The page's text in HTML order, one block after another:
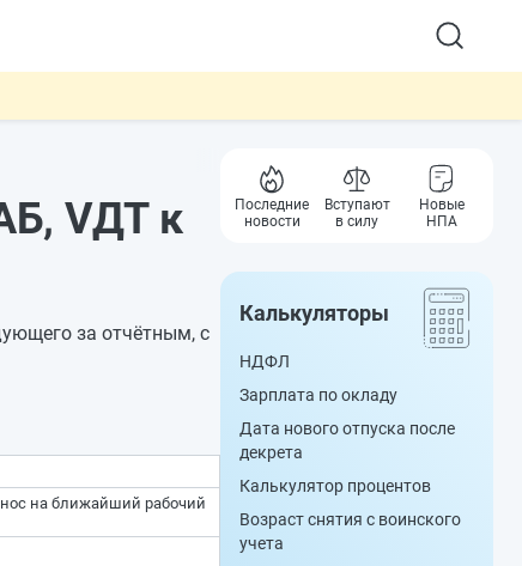
VДТ к
за отчётным, с
на ближайший рабочий
Последние
новости
Вступают
в силу
Новые
НПА
Калькуляторы
НДФЛ
Зарплата по окладу
Дата нового отпуска после
декрета
Калькулятор процентов
Возраст снятия с воинского
учета